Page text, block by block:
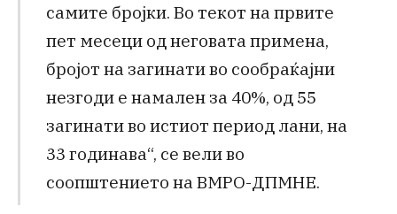
самите бројки. Во текот на првите
пет месеци од неговата примена,
бројот на загинати во сообраќајни
незгоди е намален за 40%, од 55
загинати во истиот период лани, на
33 годинава“, се вели во
соопштението на ВМРО-ДПМНЕ.